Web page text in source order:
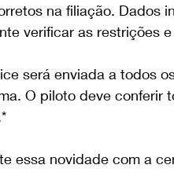
na filiação. Dados
verificar as restrições
será enviada a todos
O piloto deve conferir
essa novidade com a